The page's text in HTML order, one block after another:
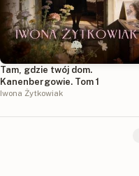
Tam, gdzie twój dom.
Kanenbergowie. Tom 1
Iwona Żytkowiak